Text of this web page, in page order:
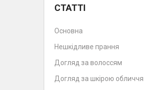
СТАТТІ
Основна
Нешкідливе прання
Догляд за волоссям
Догляд за шкірою обличчя